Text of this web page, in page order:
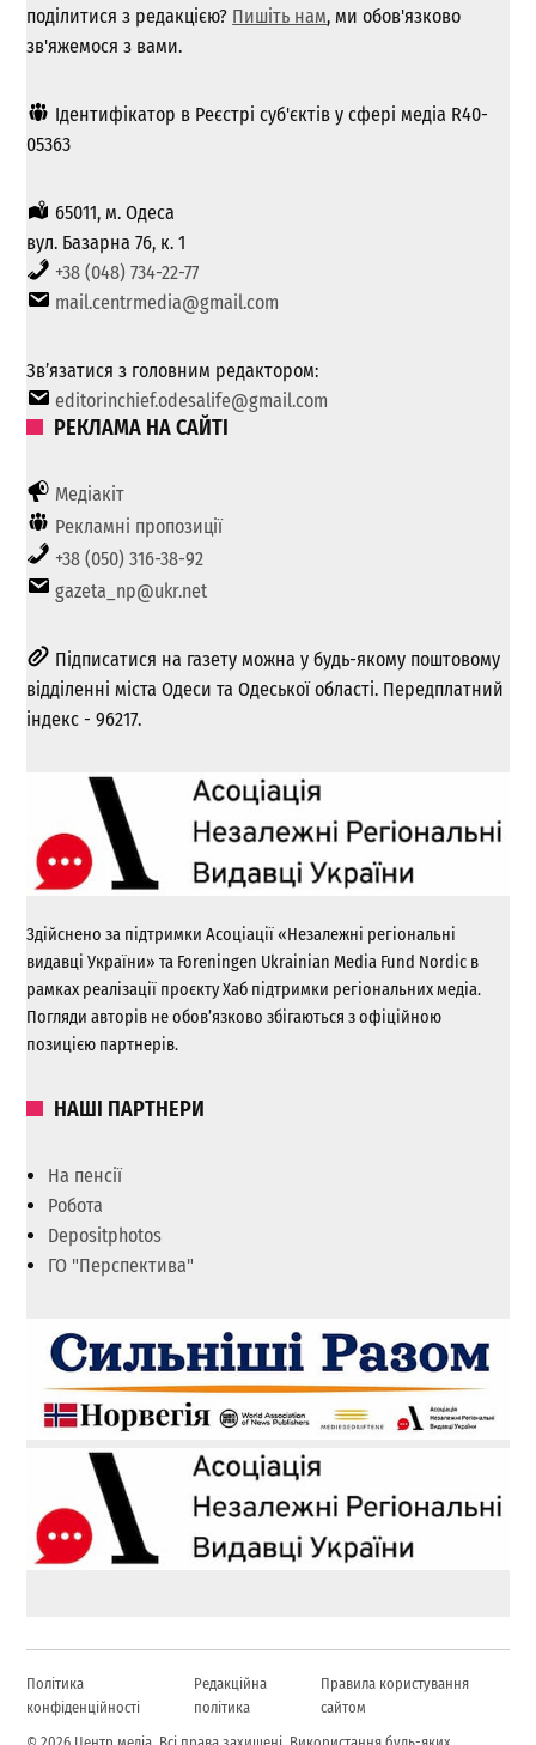
поділитися з редакцією? Пишіть нам, ми обов'язково
зв'яжемося з вами.
Ідентифікатор в Реєстрі суб'єктів у сфері медіа R40-
05363
65011, м. Одеса
вул. Базарна 76, к. 1
+38 (048) 734-22-77
mail.centrmedia@gmail.com
Зв’язатися з головним редактором:
editorinchief.odesalife@gmail.com
РЕКЛАМА НА САЙТІ
Медіакіт
Рекламні пропозиції
+38 (050) 316-38-92
gazeta_np@ukr.net
Підписатися на газету можна у будь-якому поштовому
відділенні міста Одеси та Одеської області. Передплатний
індекс - 96217.
Здійснено за підтримки Асоціації «Незалежні регіональні
видавці України» та Foreningen Ukrainian Media Fund Nordic в
рамках реалізації проєкту Хаб підтримки регіональних медіа.
Погляди авторів не обов’язково збігаються з офіційною
позицією партнерів.
НАШІ ПАРТНЕРИ
На пенсії
Робота
Depositphotos
ГО "Перспектива"
Політика
конфіденційності
Редакційна
політика
Правила користування
сайтом